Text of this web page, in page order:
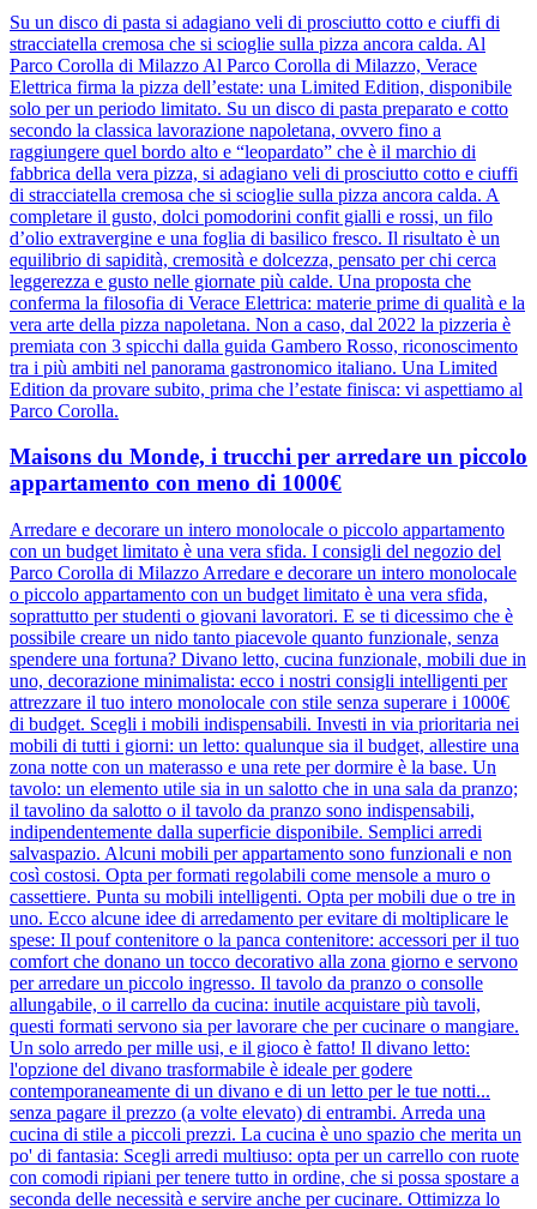
Su un disco di pasta si adagiano veli di prosciutto cotto e ciuffi di
stracciatella cremosa che si scioglie sulla pizza ancora calda. Al
Parco Corolla di Milazzo Al Parco Corolla di Milazzo, Verace
Elettrica firma la pizza dell’estate: una Limited Edition, disponibile
solo per un periodo limitato. Su un disco di pasta preparato e cotto
secondo la classica lavorazione napoletana, ovvero fino a
raggiungere quel bordo alto e “leopardato” che è il marchio di
fabbrica della vera pizza, si adagiano veli di prosciutto cotto e ciuffi
di stracciatella cremosa che si scioglie sulla pizza ancora calda. A
completare il gusto, dolci pomodorini confit gialli e rossi, un filo
d’olio extravergine e una foglia di basilico fresco. Il risultato è un
equilibrio di sapidità, cremosità e dolcezza, pensato per chi cerca
leggerezza e gusto nelle giornate più calde. Una proposta che
conferma la filosofia di Verace Elettrica: materie prime di qualità e la
vera arte della pizza napoletana. Non a caso, dal 2022 la pizzeria è
premiata con 3 spicchi dalla guida Gambero Rosso, riconoscimento
tra i più ambiti nel panorama gastronomico italiano. Una Limited
Edition da provare subito, prima che l’estate finisca: vi aspettiamo al
Parco Corolla.
Maisons du Monde, i trucchi per arredare un piccolo
appartamento con meno di 1000€
Arredare e decorare un intero monolocale o piccolo appartamento
con un budget limitato è una vera sfida. I consigli del negozio del
Parco Corolla di Milazzo Arredare e decorare un intero monolocale
o piccolo appartamento con un budget limitato è una vera sfida,
soprattutto per studenti o giovani lavoratori. E se ti dicessimo che è
possibile creare un nido tanto piacevole quanto funzionale, senza
spendere una fortuna? Divano letto, cucina funzionale, mobili due in
uno, decorazione minimalista: ecco i nostri consigli intelligenti per
attrezzare il tuo intero monolocale con stile senza superare i 1000€
di budget. Scegli i mobili indispensabili. Investi in via prioritaria nei
mobili di tutti i giorni: un letto: qualunque sia il budget, allestire una
zona notte con un materasso e una rete per dormire è la base. Un
tavolo: un elemento utile sia in un salotto che in una sala da pranzo;
il tavolino da salotto o il tavolo da pranzo sono indispensabili,
indipendentemente dalla superficie disponibile. Semplici arredi
salvaspazio. Alcuni mobili per appartamento sono funzionali e non
così costosi. Opta per formati regolabili come mensole a muro o
cassettiere. Punta su mobili intelligenti. Opta per mobili due o tre in
uno. Ecco alcune idee di arredamento per evitare di moltiplicare le
spese: Il pouf contenitore o la panca contenitore: accessori per il tuo
comfort che donano un tocco decorativo alla zona giorno e servono
per arredare un piccolo ingresso. Il tavolo da pranzo o consolle
allungabile, o il carrello da cucina: inutile acquistare più tavoli,
questi formati servono sia per lavorare che per cucinare o mangiare.
Un solo arredo per mille usi, e il gioco è fatto! Il divano letto:
l'opzione del divano trasformabile è ideale per godere
contemporaneamente di un divano e di un letto per le tue notti...
senza pagare il prezzo (a volte elevato) di entrambi. Arreda una
cucina di stile a piccoli prezzi. La cucina è uno spazio che merita un
po' di fantasia: Scegli arredi multiuso: opta per un carrello con ruote
con comodi ripiani per tenere tutto in ordine, che si possa spostare a
seconda delle necessità e servire anche per cucinare. Ottimizza lo